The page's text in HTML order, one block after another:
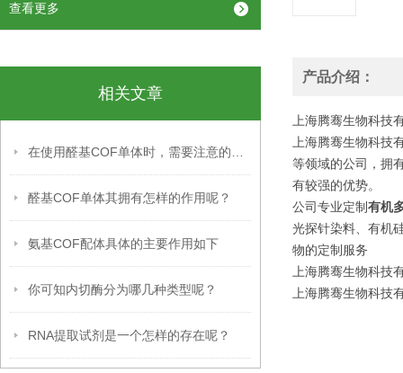
查看更多
相关文章
醛基COF单体其拥有怎样的作用呢？
氨基COF配体具体的主要作用如下
你可知内切酶分为哪几种类型呢？
RNA提取试剂是一个怎样的存在呢？
产品介绍：
上海腾骞生物科
上海腾骞生物科
等领域的公司，拥
有较强的优势。
公司专业定制有机
光探针染料、有机
物的定制服务
上海腾骞生物科
上海腾骞生物科